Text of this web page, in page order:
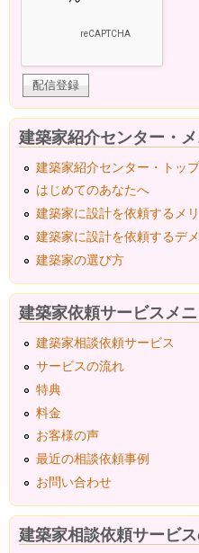
建築家紹介センター・
建築家紹介センター・トッ
はじめてのあなたへ
建築家に設計を依頼するメ
建築家に設計を依頼するデ
建築家の選び方
建築家依頼サービスメ
建築家相談依頼サービス
サービスの流れ
特典
料金
お客様の声
最近の相談依頼事例
お問い合わせ
建築家相談依頼サービ